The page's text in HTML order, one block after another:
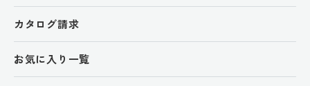
カタログ請求
お気に入り一覧